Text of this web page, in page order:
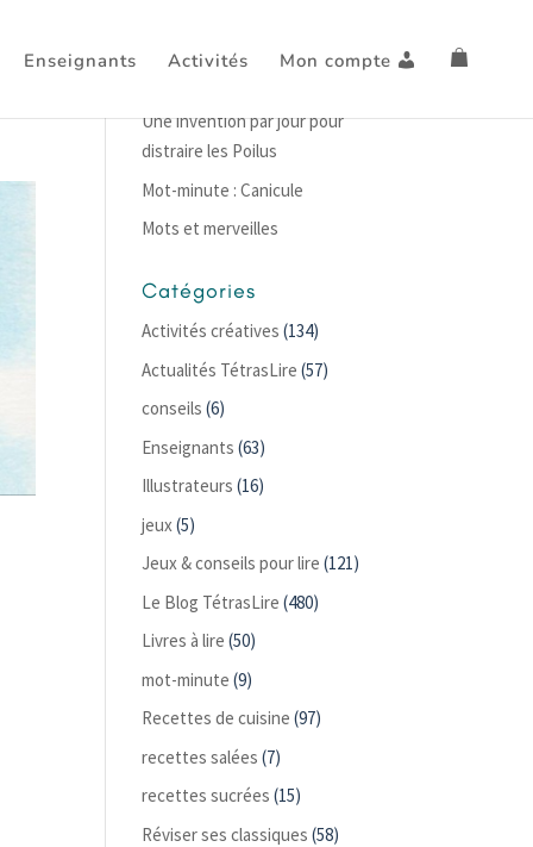
Enseignants Activités Mon compte
Une invention par jour pour
distraire les Poilus
Mot-minute : Canicule
Mots et merveilles
Catégories
Activités créatives (134)
Actualités TétrasLire (57)
conseils (6)
Enseignants (63)
Illustrateurs (16)
jeux (5)
Jeux & conseils pour lire (121)
Le Blog TétrasLire (480)
Livres à lire (50)
mot-minute (9)
Recettes de cuisine (97)
recettes salées (7)
recettes sucrées (15)
Réviser ses classiques (58)